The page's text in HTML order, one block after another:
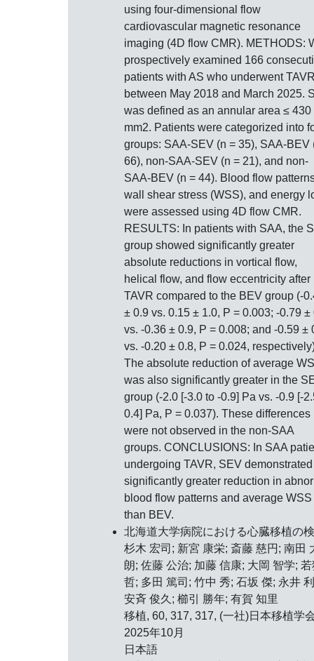
using four-dimensional flow
cardiovascular magnetic resonance
imaging (4D flow CMR). METHODS:
prospectively examined 166
patients with AS who underwent
between May 2018 and March 2025.
was defined as an annular area ≤ 430
mm2. Patients were categorized into
groups: SAA-SEV (n = 35), SAA-BEV
66), non-SAA-SEV (n = 21), and non-
SAA-BEV (n = 44). Blood flow
wall shear stress (WSS), and energy
were assessed using 4D flow CMR.
RESULTS: In patients with SAA, the
group showed significantly greater
absolute reductions in vortical flow,
helical flow, and flow eccentricity after
TAVR compared to the BEV group (-
± 0.9 vs. 0.15 ± 1.0, P = 0.003; -0.79 ±
vs. -0.36 ± 0.9, P = 0.008; and -0.59 ±
vs. -0.20 ± 0.8, P = 0.024,
The absolute reduction of average
was also significantly greater in the
group (-2.0 [-3.0 to -0.9] Pa vs. -0.9 [-
0.4] Pa, P = 0.037). These differences
were not observed in the non-SAA
groups. CONCLUSIONS: In SAA
undergoing TAVR, SEV
significantly greater reduction in
blood flow patterns and average WSS
than BEV.
北海道大学病院における心臓移植の
杉木 宏司; 新宮 康栄; 斎藤 慈円; 南田
朗; 佐藤 公治; 加藤 信康; 大岡 智学; 若
哲; 多田 篤司; 竹中 秀; 石坂 傑; 永井
安斉 俊久; 櫛引 勝年; 有賀 知里
移植, 60, 317, 317, (一社)日本移植学
2025年10月
日本語